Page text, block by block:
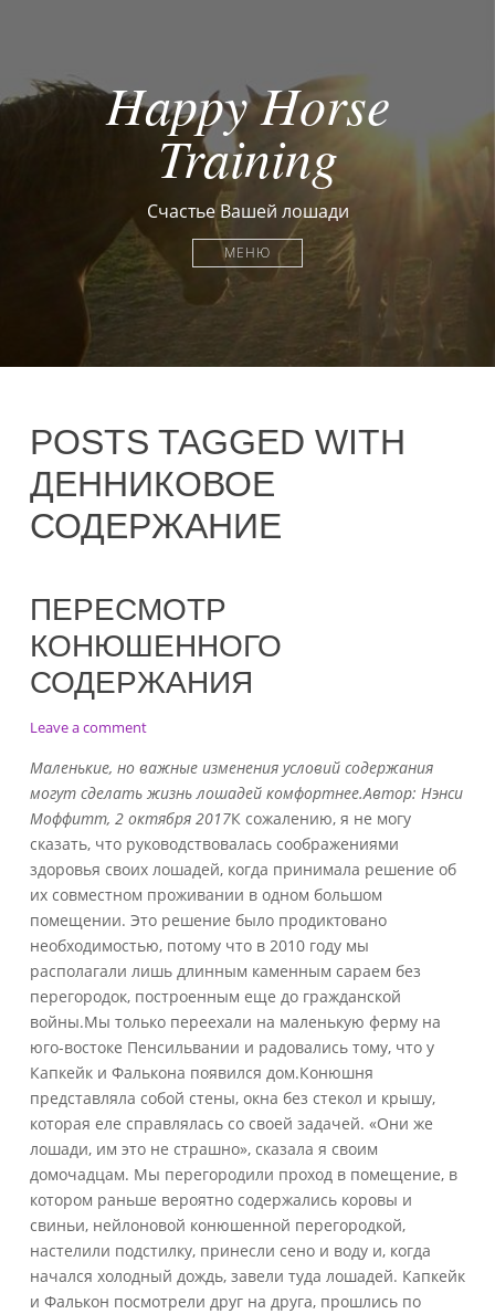
Happy Horse
Training
Счастье Вашей лошади
МЕНЮ
POSTS TAGGED WITH
ДЕННИКОВОЕ
СОДЕРЖАНИЕ
ПЕРЕСМОТР
КОНЮШЕННОГО
СОДЕРЖАНИЯ
Leave a commenton
конюшенного
содержания
Маленькие, но важные изменения условий содержания
могут сделать жизнь лошадей комфортнее.Автор: Нэнси
Моффитт, 2 октября 2017К сожалению, я не могу
сказать, что руководствовалась соображениями
здоровья своих лошадей, когда принимала решение об
их совместном проживании в одном большом
помещении. Это решение было продиктовано
необходимостью, потому что в 2010 году мы
располагали лишь длинным каменным сараем без
перегородок, построенным еще до гражданской
войны.Мы только переехали на маленькую ферму на
юго-востоке Пенсильвании и радовались тому, что у
Капкейк и Фалькона появился дом.Конюшня
представляла собой стены, окна без стекол и крышу,
которая еле справлялась со своей задачей. «Они же
лошади, им это не страшно», сказала я своим
домочадцам. Мы перегородили проход в помещение, в
котором раньше вероятно содержались коровы и
свиньи, нейлоновой конюшенной перегородкой,
настелили подстилку, принесли сено и воду и, когда
начался холодный дождь, завели туда лошадей. Капкейк
и Фалькон посмотрели друг на друга, прошлись по